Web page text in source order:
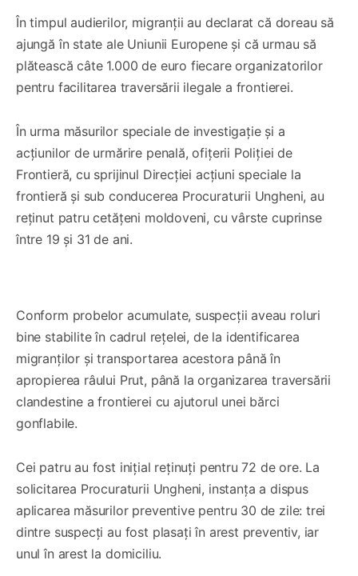
În timpul audierilor, migranții au declarat că doreau să
ajungă în state ale Uniunii Europene și că urmau să
plătească câte 1.000 de euro fiecare organizatorilor
pentru facilitarea traversării ilegale a frontierei.
În urma măsurilor speciale de investigație și a
acțiunilor de urmărire penală, ofițerii Poliției de
Frontieră, cu sprijinul Direcției acțiuni speciale la
frontieră și sub conducerea Procuraturii Ungheni, au
reținut patru cetățeni moldoveni, cu vârste cuprinse
între 19 și 31 de ani.
Conform probelor acumulate, suspecții aveau roluri
bine stabilite în cadrul rețelei, de la identificarea
migranților și transportarea acestora până în
apropierea râului Prut, până la organizarea traversării
clandestine a frontierei cu ajutorul unei bărci
gonflabile.
Cei patru au fost inițial reținuți pentru 72 de ore. La
solicitarea Procuraturii Ungheni, instanța a dispus
aplicarea măsurilor preventive pentru 30 de zile: trei
dintre suspecți au fost plasați în arest preventiv, iar
unul în arest la domiciliu.